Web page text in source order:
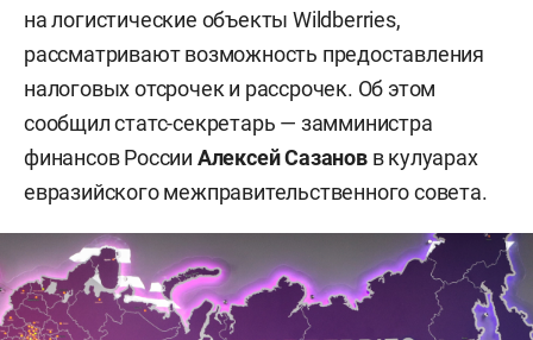
на логистические объекты Wildberries,
рассматривают возможность предоставления
налоговых отсрочек и рассрочек. Об этом
сообщил статс-секретарь — замминистра
финансов России Алексей Сазановв кулуарах
евразийского межправительственного совета.